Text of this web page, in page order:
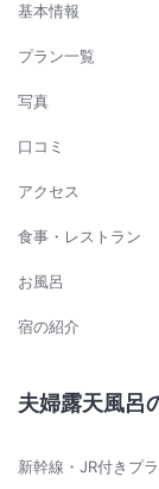
基本情報
プラン一覧
写真
口コミ
アクセス
食事・レストラン
お風呂
宿の紹介
夫婦露天風呂
新幹線・JR付きプ